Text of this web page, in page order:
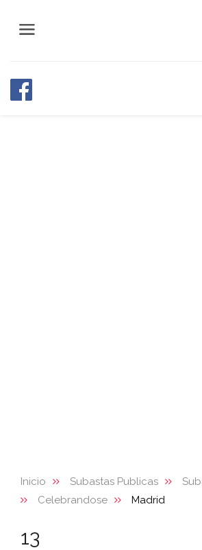
Inicio Subastas Publicas
Celebrandose
Madrid
13